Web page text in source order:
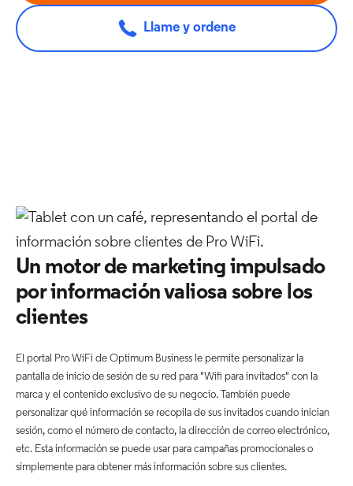
Llame y ordene
Un motor de marketing impulsado
por información valiosa sobre los
clientes
El portal Pro WiFi de Optimum Business le permite personalizar la
pantalla de inicio de sesión de su red para "Wifi para invitados" con la
marca y el contenido exclusivo de su negocio. También puede
personalizar qué información se recopila de sus invitados cuando inician
sesión, como el número de contacto, la dirección de correo electrónico,
etc. Esta información se puede usar para campañas promocionales o
simplemente para obtener más información sobre sus clientes.